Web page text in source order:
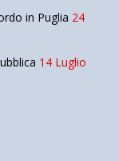
in Puglia 24
14 Luglio